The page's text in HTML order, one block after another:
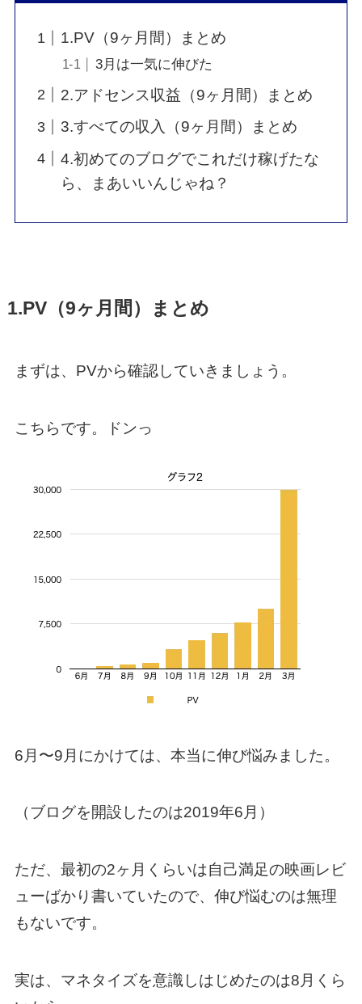
1.PV（9ヶ月間）まとめ
3月は一気に伸びた
2.アドセンス収益（9ヶ月間）まとめ
3.すべての収入（9ヶ月間）まとめ
4.初めてのブログでこれだけ稼げたな
ら、まあいいんじゃね？
1.PV（9ヶ月間）まとめ
まずは、PVから確認していきましょう。
こちらです。ドンっ
6月〜9月にかけては、本当に伸び悩みました。
（ブログを開設したのは2019年6月）
ただ、最初の2ヶ月くらいは自己満足の映画レビ
ューばかり書いていたので、伸び悩むのは無理
もないです。
実は、マネタイズを意識しはじめたのは8月くら